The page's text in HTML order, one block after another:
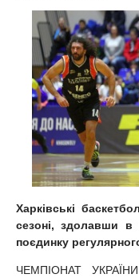
Харківські
сезоні, здолавши
поєдинку
ЧЕМПІОНАТ